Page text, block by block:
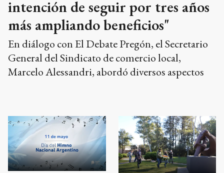
intención de seguir por tres años
más ampliando beneficios"
En diálogo con El Debate Pregón, el Secretario
General del Sindicato de comercio local,
Marcelo Alessandri, abordó diversos aspectos